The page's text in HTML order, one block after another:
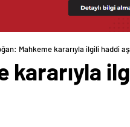
Mahkeme kararıyla ilgili haddi
kararıyla